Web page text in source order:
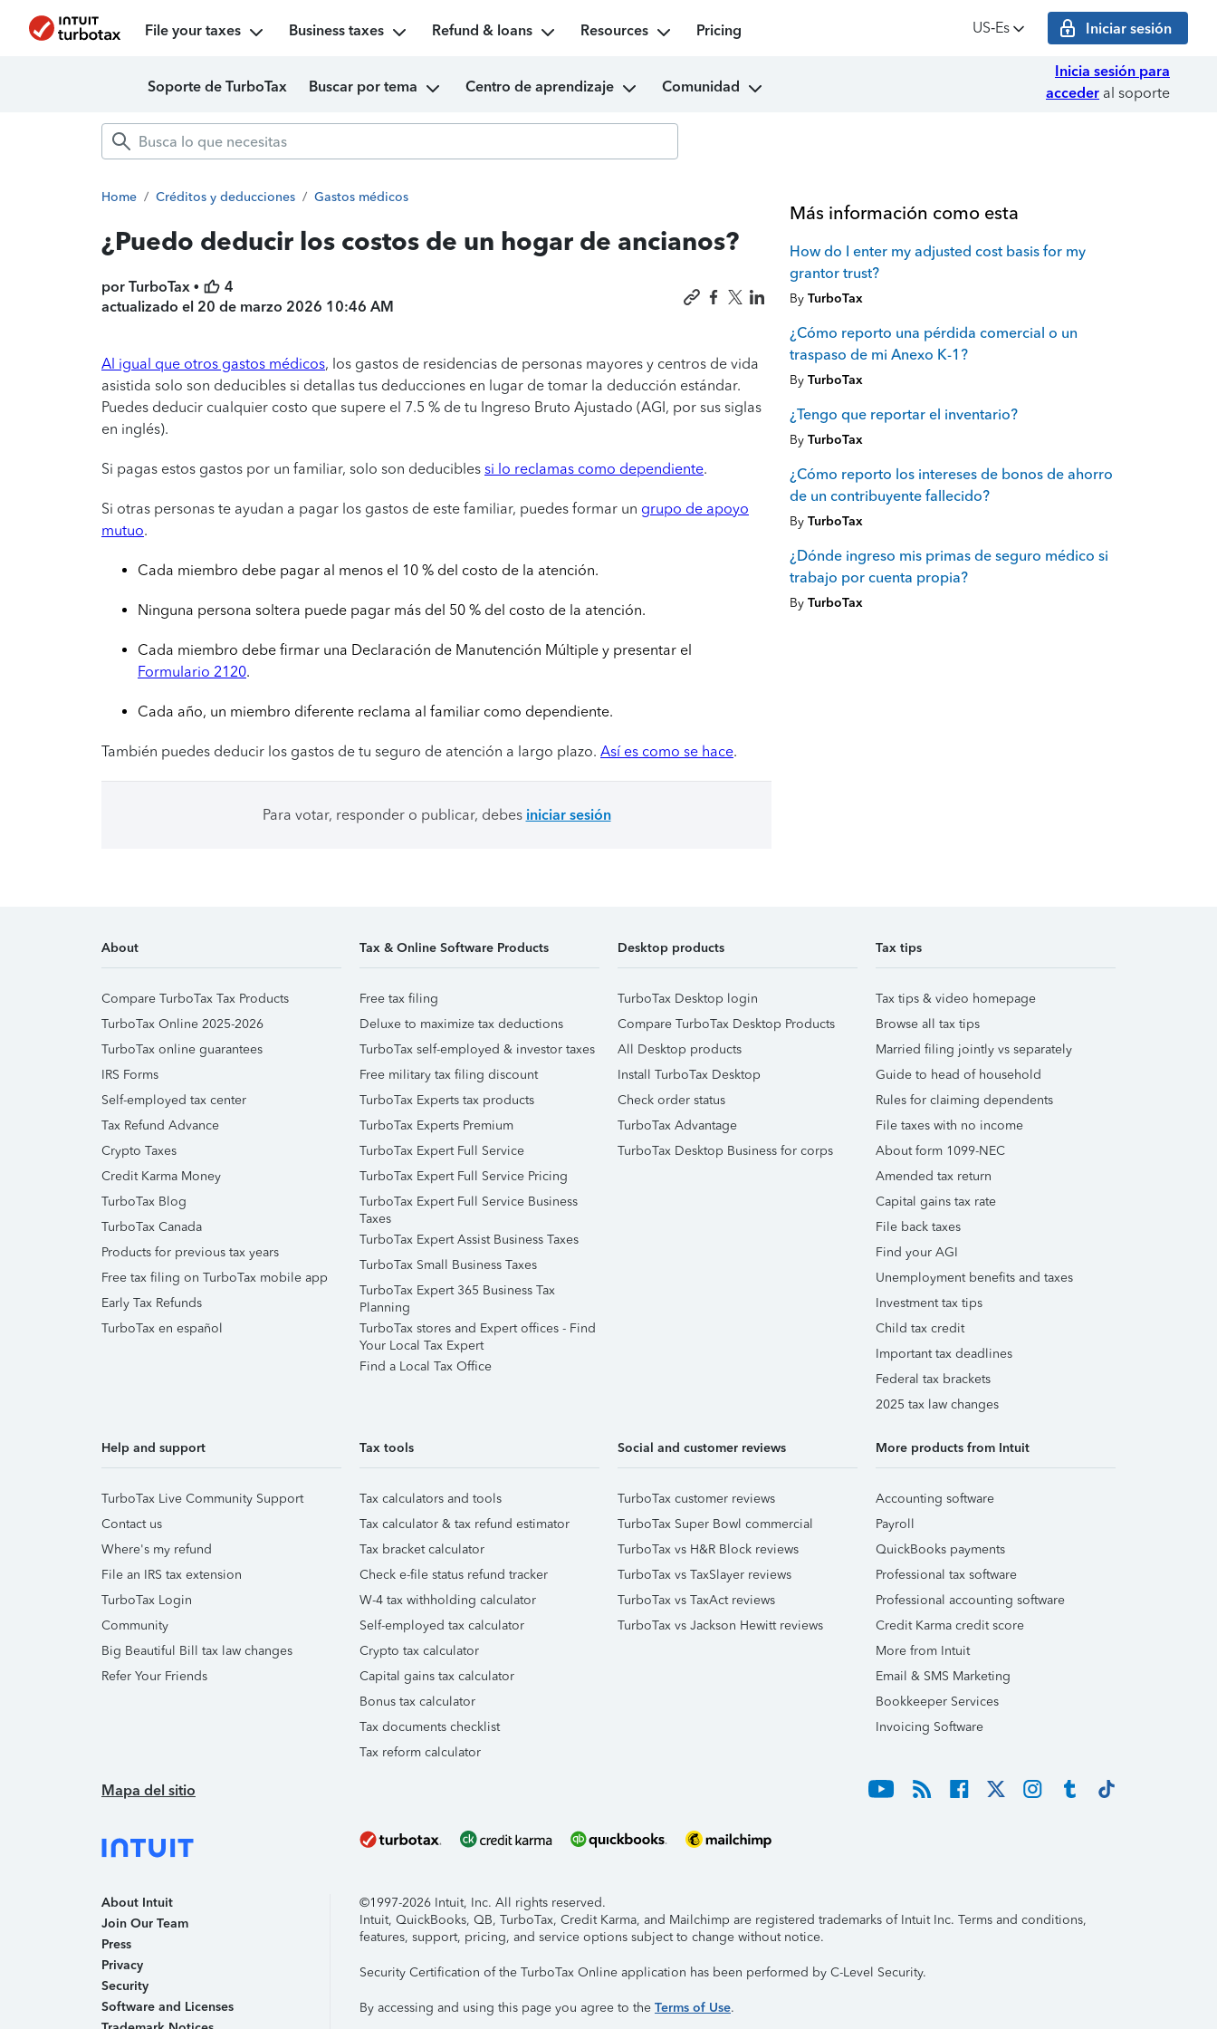
File your taxes Business taxes Refund & loans Resources Pricing US‑Es Iniciar sesión
Soporte de TurboTax Buscar por tema Centro de aprendizaje Comunidad
Inicia sesión para
acceder al soporte
Home / Créditos y deducciones / Gastos médicos
¿Puedo deducir los costos de un hogar de ancianos?
por TurboTax •
4
actualizado el 20 de marzo 2026 10:46 AM
Al igual que otros gastos médicos, los gastos de residencias de personas mayores y centros de vida
asistida solo son deducibles si detallas tus deducciones en lugar de tomar la deducción estándar.
Puedes deducir cualquier costo que supere el 7.5 % de tu Ingreso Bruto Ajustado (AGI, por sus siglas
en inglés).
Si pagas estos gastos por un familiar, solo son deducibles si lo reclamas como dependiente.
Si otras personas te ayudan a pagar los gastos de este familiar, puedes formar un grupo de apoyo
mutuo.
Cada miembro debe pagar al menos el 10 % del costo de la atención.
Ninguna persona soltera puede pagar más del 50 % del costo de la atención.
Cada miembro debe firmar una Declaración de Manutención Múltiple y presentar el
Formulario 2120.
Cada año, un miembro diferente reclama al familiar como dependiente.
También puedes deducir los gastos de tu seguro de atención a largo plazo. Así es como se hace.
Para votar, responder o publicar, debes iniciar sesión
Más información como esta
How do I enter my adjusted cost basis for my
grantor trust?
By TurboTax
¿Cómo reporto una pérdida comercial o un
traspaso de mi Anexo K-1?
By TurboTax
¿Tengo que reportar el inventario?
By TurboTax
¿Cómo reporto los intereses de bonos de ahorro
de un contribuyente fallecido?
By TurboTax
¿Dónde ingreso mis primas de seguro médico si
trabajo por cuenta propia?
By TurboTax
About
Compare TurboTax Tax Products
TurboTax Online 2025-2026
TurboTax online guarantees
IRS Forms
Self-employed tax center
Tax Refund Advance
Crypto Taxes
Credit Karma Money
TurboTax Blog
TurboTax Canada
Products for previous tax years
Free tax filing on TurboTax mobile app
Early Tax Refunds
TurboTax en español
Tax & Online Software Products
Free tax filing
Deluxe to maximize tax deductions
TurboTax self-employed & investor taxes
Free military tax filing discount
TurboTax Experts tax products
TurboTax Experts Premium
TurboTax Expert Full Service
TurboTax Expert Full Service Pricing
TurboTax Expert Full Service Business
Taxes
TurboTax Expert Assist Business Taxes
TurboTax Small Business Taxes
TurboTax Expert 365 Business Tax
Planning
TurboTax stores and Expert offices - Find
Your Local Tax Expert
Find a Local Tax Office
Desktop products
TurboTax Desktop login
Compare TurboTax Desktop Products
All Desktop products
Install TurboTax Desktop
Check order status
TurboTax Advantage
TurboTax Desktop Business for corps
Tax tips
Tax tips & video homepage
Browse all tax tips
Married filing jointly vs separately
Guide to head of household
Rules for claiming dependents
File taxes with no income
About form 1099-NEC
Amended tax return
Capital gains tax rate
File back taxes
Find your AGI
Unemployment benefits and taxes
Investment tax tips
Child tax credit
Important tax deadlines
Federal tax brackets
2025 tax law changes
Help and support
TurboTax Live Community Support
Contact us
Where's my refund
File an IRS tax extension
TurboTax Login
Community
Big Beautiful Bill tax law changes
Refer Your Friends
Tax tools
Tax calculators and tools
Tax calculator & tax refund estimator
Tax bracket calculator
Check e-file status refund tracker
W-4 tax withholding calculator
Self-employed tax calculator
Crypto tax calculator
Capital gains tax calculator
Bonus tax calculator
Tax documents checklist
Tax reform calculator
Social and customer reviews
TurboTax customer reviews
TurboTax Super Bowl commercial
TurboTax vs H&R Block reviews
TurboTax vs TaxSlayer reviews
TurboTax vs TaxAct reviews
TurboTax vs Jackson Hewitt reviews
More products from Intuit
Accounting software
Payroll
QuickBooks payments
Professional tax software
Professional accounting software
Credit Karma credit score
More from Intuit
Email & SMS Marketing
Bookkeeper Services
Invoicing Software
Mapa del sitio
About Intuit
Join Our Team
Press
Privacy
Security
Software and Licenses
©1997-2026 Intuit, Inc. All rights reserved.
Intuit, QuickBooks, QB, TurboTax, Credit Karma, and Mailchimp are registered trademarks of Intuit Inc. Terms and conditions,
features, support, pricing, and service options subject to change without notice.
Security Certification of the TurboTax Online application has been performed by C-Level Security.
By accessing and using this page you agree to the Terms of Use.